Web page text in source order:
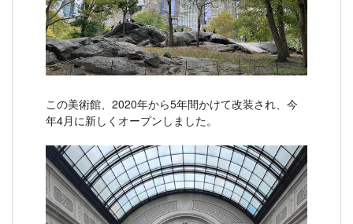
この美術館、2020年から5年間かけて改装され、今
年4月に新しくオープンしました。